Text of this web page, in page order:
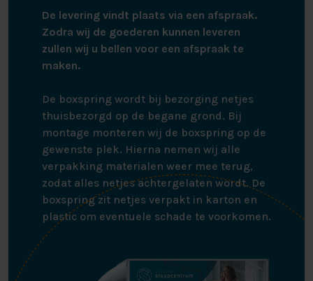
De levering vindt plaats via een afspraak.
Zodra wij de goederen kunnen leveren
zullen wij u bellen voor een afspraak te
maken.
De boxspring wordt bij bezorging netjes
thuisbezorgd op de begane grond. Bij
montage monteren wij de boxspring op de
gewenste plek. Hierna nemen wij alle
verpakking materialen weer mee terug,
zodat alles netjes achtergelaten wordt. De
boxspring zit netjes verpakt in karton en
plastic om eventuele schade te voorkomen.